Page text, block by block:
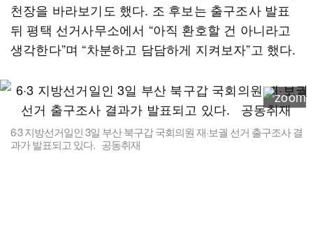
천장을 바라보기도 했다. 조 후보는 출구조사 발표
뒤 평택 선거사무소에서 “아직 환호할 건 아니라고
생각한다”며 “차분하고 담담하게 지켜보자”고 했다.
6·3 지방선거일인 3일 부산 북구갑 국회의원 재·보궐 선거 출구조사 결
과가 발표되고 있다. 공동취재